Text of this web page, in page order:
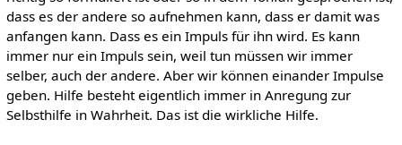
dass es der andere so aufnehmen kann, dass er damit was
anfangen kann. Dass es ein Impuls für ihn wird. Es kann
immer nur ein Impuls sein, weil tun müssen wir immer
selber, auch der andere. Aber wir können einander Impulse
geben. Hilfe besteht eigentlich immer in Anregung zur
Selbsthilfe in Wahrheit. Das ist die wirkliche Hilfe.